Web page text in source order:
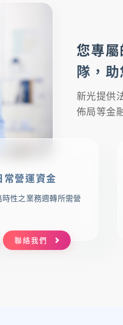
您專
隊，
新光提供
佈局等金
常營運資金
性之業務週轉所需營
聯絡我們